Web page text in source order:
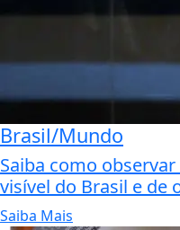
Brasil/Mundo
Saiba como
visível do Brasil e de
Saiba Mais